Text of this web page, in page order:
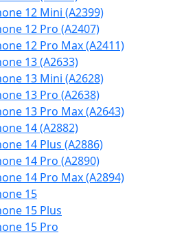
12 Mini (A2399)
12 Pro (A2407)
12 Pro Max (A2411)
13 (A2633)
13 Mini (A2628)
13 Pro (A2638)
13 Pro Max (A2643)
14 (A2882)
14 Plus (A2886)
14 Pro (A2890)
14 Pro Max (A2894)
15
15 Plus
15 Pro